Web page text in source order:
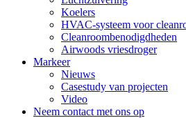
Koelers
HVAC-systeem voor
Cleanroombenodigdheden
Airwoods vriesdroger
Markeer
Nieuws
Casestudy van projecten
Video
Neem contact met ons op